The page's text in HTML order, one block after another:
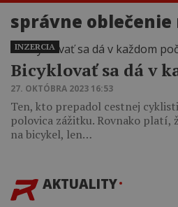
správne
Bicyklovať sa dá v
27. OKTÓBRA 2023 16:53
Ten, kto prepadol cestnej
polovica zážitku. Rovnako platí,
na bicykel, len…
INZERCIA
AKTUALITY